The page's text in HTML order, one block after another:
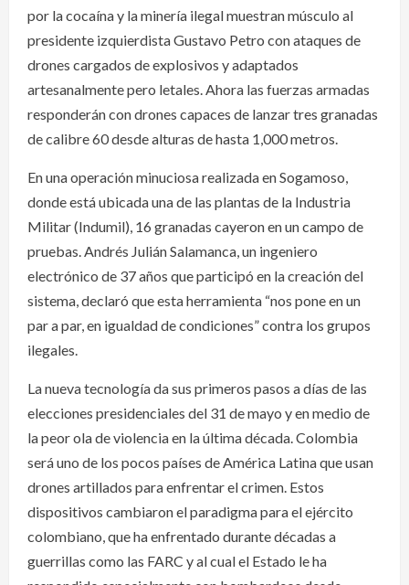
por la cocaína y la minería ilegal muestran músculo al
presidente izquierdista Gustavo Petro con ataques de
drones cargados de explosivos y adaptados
artesanalmente pero letales. Ahora las fuerzas armadas
responderán con drones capaces de lanzar tres granadas
de calibre 60 desde alturas de hasta 1,000 metros.
En una operación minuciosa realizada en Sogamoso,
donde está ubicada una de las plantas de la Industria
Militar (Indumil), 16 granadas cayeron en un campo de
pruebas. Andrés Julián Salamanca, un ingeniero
electrónico de 37 años que participó en la creación del
sistema, declaró que esta herramienta “nos pone en un
par a par, en igualdad de condiciones” contra los grupos
ilegales.
La nueva tecnología da sus primeros pasos a días de las
elecciones presidenciales del 31 de mayo y en medio de
la peor ola de violencia en la última década. Colombia
será uno de los pocos países de América Latina que usan
drones artillados para enfrentar el crimen. Estos
dispositivos cambiaron el paradigma para el ejército
colombiano, que ha enfrentado durante décadas a
guerrillas como las FARC y al cual el Estado le ha